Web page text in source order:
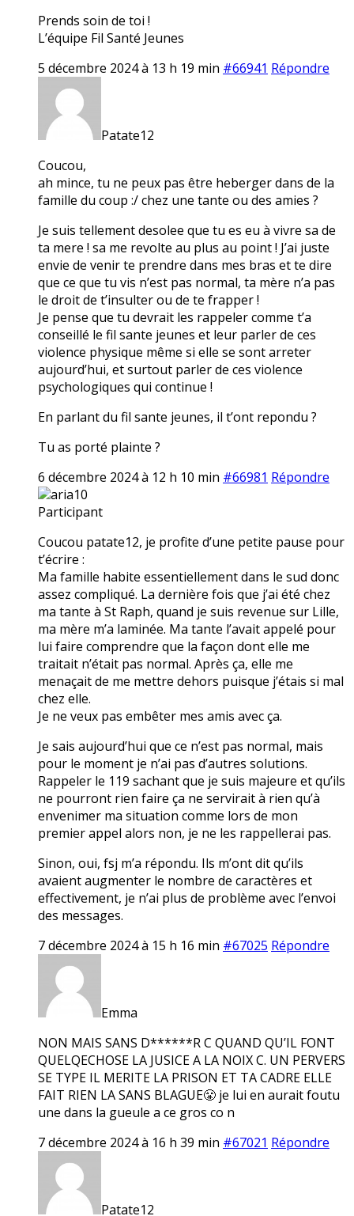
Prends soin de toi !
L’équipe Fil Santé Jeunes
5 décembre 2024 à 13 h 19 min #66941 Répondre
Patate12
Coucou,
ah mince, tu ne peux pas être heberger dans de la
famille du coup :/ chez une tante ou des amies ?
Je suis tellement desolee que tu es eu à vivre sa de
ta mere ! sa me revolte au plus au point ! J’ai juste
envie de venir te prendre dans mes bras et te dire
que ce que tu vis n’est pas normal, ta mère n’a pas
le droit de t’insulter ou de te frapper !
Je pense que tu devrait les rappeler comme t’a
conseillé le fil sante jeunes et leur parler de ces
violence physique même si elle se sont arreter
aujourd’hui, et surtout parler de ces violence
psychologiques qui continue !
En parlant du fil sante jeunes, il t’ont repondu ?
Tu as porté plainte ?
6 décembre 2024 à 12 h 10 min #66981 Répondre
aria10
Participant
Coucou patate12, je profite d’une petite pause pour
t’écrire :
Ma famille habite essentiellement dans le sud donc
assez compliqué. La dernière fois que j’ai été chez
ma tante à St Raph, quand je suis revenue sur Lille,
ma mère m’a laminée. Ma tante l’avait appelé pour
lui faire comprendre que la façon dont elle me
traitait n’était pas normal. Après ça, elle me
menaçait de me mettre dehors puisque j’étais si mal
chez elle.
Je ne veux pas embêter mes amis avec ça.
Je sais aujourd’hui que ce n’est pas normal, mais
pour le moment je n’ai pas d’autres solutions.
Rappeler le 119 sachant que je suis majeure et qu’ils
ne pourront rien faire ça ne servirait à rien qu’à
envenimer ma situation comme lors de mon
premier appel alors non, je ne les rappellerai pas.
Sinon, oui, fsj m’a répondu. Ils m’ont dit qu’ils
avaient augmenter le nombre de caractères et
effectivement, je n’ai plus de problème avec l’envoi
des messages.
7 décembre 2024 à 15 h 16 min #67025 Répondre
Emma
NON MAIS SANS D******R C QUAND QU’IL FONT
QUELQECHOSE LA JUSICE A LA NOIX C. UN PERVERS
SE TYPE IL MERITE LA PRISON ET TA CADRE ELLE
FAIT RIEN LA SANS BLAGUE😤 je lui en aurait foutu
une dans la gueule a ce gros co n
7 décembre 2024 à 16 h 39 min #67021 Répondre
Patate12